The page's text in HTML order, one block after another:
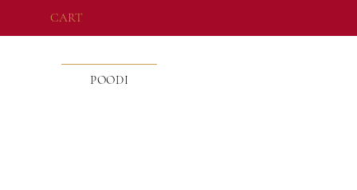
CART
POODI